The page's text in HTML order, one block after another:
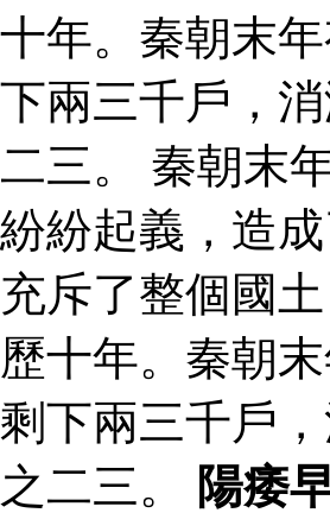
十年。秦朝末
下兩三千戶，
二三。 秦朝末
紛紛起義，造
充斥了整個國
歷十年。秦朝
剩下兩三千戶
之二三。
陽痿